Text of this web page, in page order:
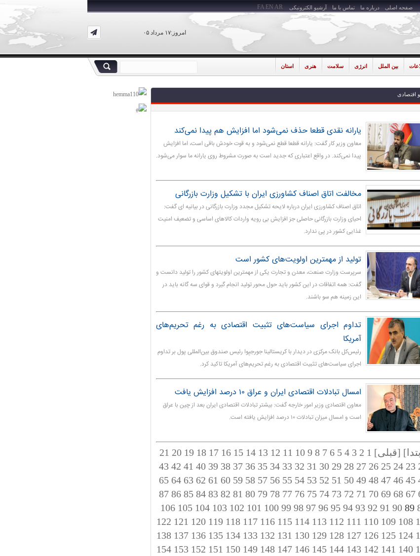
صفحه اصلی درباره ما تماس با ما آرشیو الکترونیکی
امروز:۱۷ مرداد ۰۵
FA EN AR
بین الملل انرژی سلامت هنری استان
اقتصادی
یارانه نقدی قطعا حذف نمی‌شود اما افزایش هم پیدا نمی‌کند
معاون وزیر کار گفت: یارانه قطعا قطع نمی‌شود و به قوت خودش باقی است، اما افزایش
پیدا نمی‌کند. در واقع اعتباری که جدید است به صورت مشروط روی یارانه ما سوار می‌شود.
مخالفت اتاق اصناف کشاورزی ایران با تشکیل وزارت بازرگانی
اتاق اصناف کشاورزی ایران درباره لایحه تشکیل مجدد وزارت بازرگانی در بیانیه ای گفت:
احیای وزارت بازرگانی حاصلی جز افزایش بی رویه واردات کالاهای اساسی و تضعیف امنیت
غذایی کشور در پی ندارد.
تولید از مهمترین اولویت‌های کشور است
سرپرست وزارت صنعت، معدن و تجارت یکی از مهمترین اولویتهای کشور را تولید دانست و
گفت: همه اتفاقات در این کشور باید حول محور تولید انجام گیرد و قوای سه گانه باید در
این زمینه هم سو باشند.
تداوم اجرای سیاست‌های تثبیت اقتصادی به رغم تحریم‌های
آمریکا
رئیس‌کل بانک مرکزی در دیدار با کریستالینا جورجیِوا رئیس صندوق بین‌المللی پول بر تداوم
اجرای سیاست‌های تثبیت اقتصادی به رغم تحریم‌های آمریکا تاکید کرد.
امسال تبادلات اقتصادی ایران و عراق ۱۰ درصد افزایش یافت
معاون اقتصادی وزیر امور خارجه گفت: بیشتر تبادلات اقتصادی ایران بعد از چین با عراق
است و امسال میزان تبادلات ۱۰ درصد افزایش یافته است.
[قبلی] 1
2
3
4
5
6
7
8
9
10
11
12
13
14
15
16
17
18
19
20
21
23
24
25
26
27
28
29
30
31
32
33
34
35
36
37
38
39
40
41
42
43
45
46
47
48
49
50
51
52
53
54
55
56
57
58
59
60
61
62
63
64
65
67
68
69
70
71
72
73
74
75
76
77
78
79
80
81
82
83
84
85
86
87
89
90
91
92
93
94
95
96
97
98
99
100
101
102
103
104
105
106
108
109
110
111
112
113
114
115
116
117
118
119
120
121
122
124
125
126
127
128
129
130
131
132
133
134
135
136
137
138
140
141
142
143
144
145
146
147
148
149
150
151
152
153
154